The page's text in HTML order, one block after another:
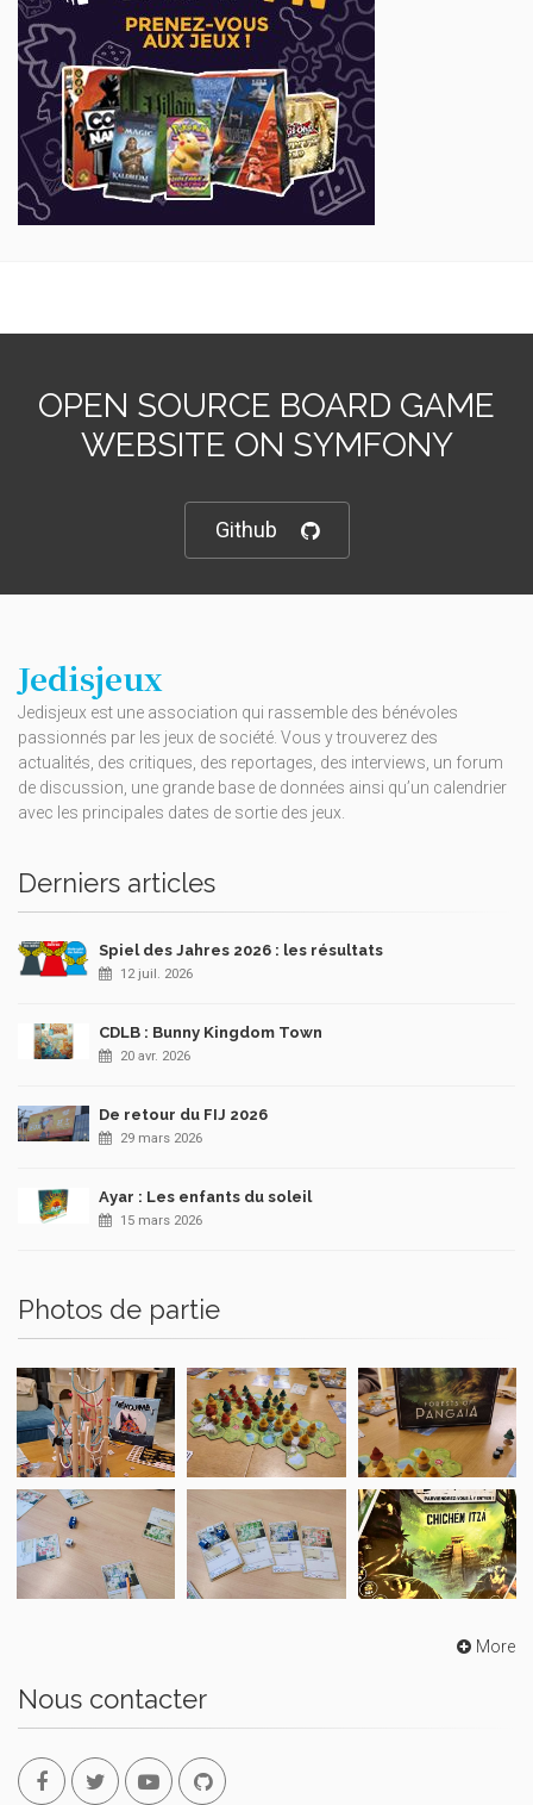
OPEN SOURCE BOARD GAME
WEBSITE ON SYMFONY
Github
Jedisjeux
Jedisjeux est une association qui rassemble des bénévoles
passionnés par les jeux de société. Vous y trouverez des
actualités, des critiques, des reportages, des interviews, un forum
de discussion, une grande base de données ainsi qu’un calendrier
avec les principales dates de sortie des jeux.
Derniers articles
Spiel des Jahres 2026 : les résultats
12 juil. 2026
CDLB : Bunny Kingdom Town
20 avr. 2026
De retour du FIJ 2026
29 mars 2026
Ayar : Les enfants du soleil
15 mars 2026
Photos de partie
More
Nous contacter